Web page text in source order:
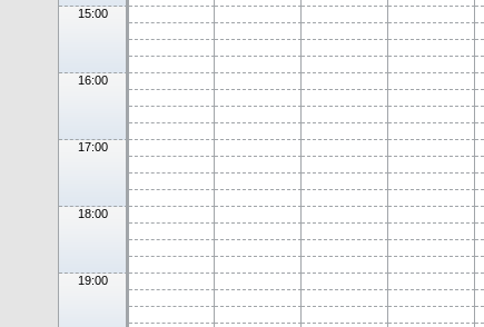
15:00
16:00
17:00
18:00
19:00